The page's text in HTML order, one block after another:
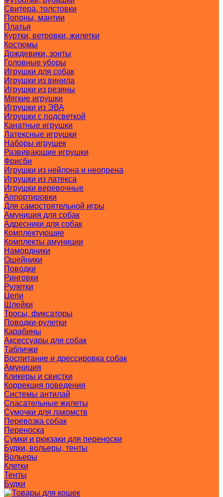
Свитера, толстовки
Попоны, мантии
Платья
Куртки, ветровки, жилетки
Костюмы
Дождевики, зонты
Головные уборы
Игрушки для собак
Игрушки из винила
Игрушки из резины
Мягкие игрушки
Игрушки из ЭВА
Игрушки с подсветкой
Канатные игрушки
Латексные игрушки
Наборы игрушек
Развивающие игрушки
Фрисби
Игрушки из нейлона и неопрена
Игрушки из латекса
Игрушки веревочные
Аппортировки
Для самостоятельной игры
Амуниция для собак
Адресники для собак
Комплектующие
Комплекты амуниции
Намордники
Ошейники
Поводки
Ринговки
Рулетки
Цепи
Шлейки
Тросы, фиксаторы
Поводки-рулетки
Карабины
Аксессуары для собак
Таблички
Воспитание и дрессировка собак
Амуниция
Кликеры и свистки
Коррекция поведения
Системы антилай
Спасательные жилеты
Сумочки для лакомств
Перевозка собак
Переноска
Сумки и рюкзаки для переноски
Будки, вольеры, тенты
Вольеры
Клетки
Тенты
Будки